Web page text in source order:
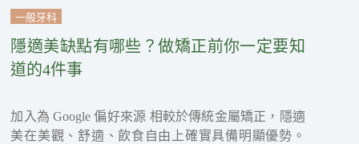
一般牙科
隱適美缺點有哪些？做矯正前你一定要知
道的4件事
加入為 Google 偏好來源 相較於傳統金屬矯正，隱適
美在美觀、舒適、飲食自由上確實具備明顯優勢。